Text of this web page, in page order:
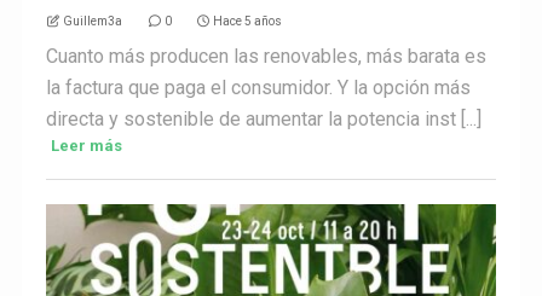
Guillem3a 0 Hace 5 años
Cuanto más producen las renovables, más barata es
la factura que paga el consumidor. Y la opción más
directa y sostenible de aumentar la potencia inst [...]
Leer más